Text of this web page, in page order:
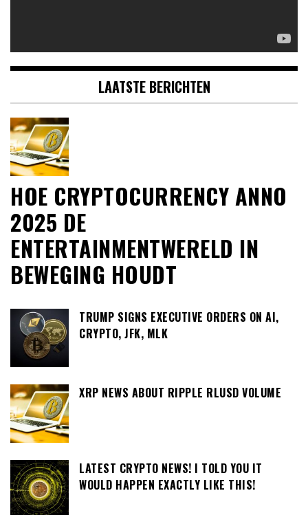
LAATSTE BERICHTEN
HOE CRYPTOCURRENCY ANNO
2025 DE
ENTERTAINMENTWERELD IN
BEWEGING HOUDT
TRUMP SIGNS EXECUTIVE ORDERS ON AI,
CRYPTO, JFK, MLK
XRP NEWS ABOUT RIPPLE RLUSD VOLUME
LATEST CRYPTO NEWS! I TOLD YOU IT
WOULD HAPPEN EXACTLY LIKE THIS!